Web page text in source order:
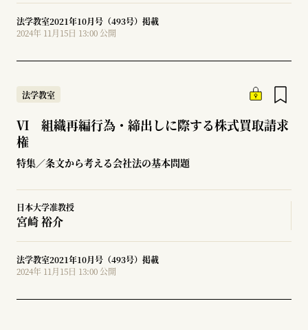
法学教室2021年10月号（493号）掲載
2024年 11月15日 13:00 公開
法学教室
Ⅵ 組織再編行為・締出しに際する株式買取請求
権
特集／条文から考える会社法の基本問題
日本大学准教授
宮崎 裕介
法学教室2021年10月号（493号）掲載
2024年 11月15日 13:00 公開